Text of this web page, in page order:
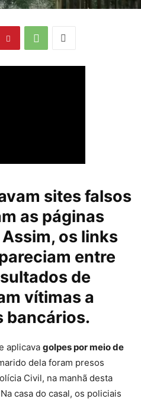
sites falsos
as páginas
os links
entre
de
vítimas a
bancários.
aplicava golpes por meio de
dela foram presos
Civil, na manhã desta
casa do casal, os policiais